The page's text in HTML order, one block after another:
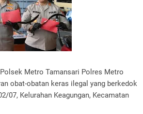
Metro Tamansari Polres Metro
obat-obatan keras ilegal yang berkedok
07, Kelurahan Keagungan, Kecamatan